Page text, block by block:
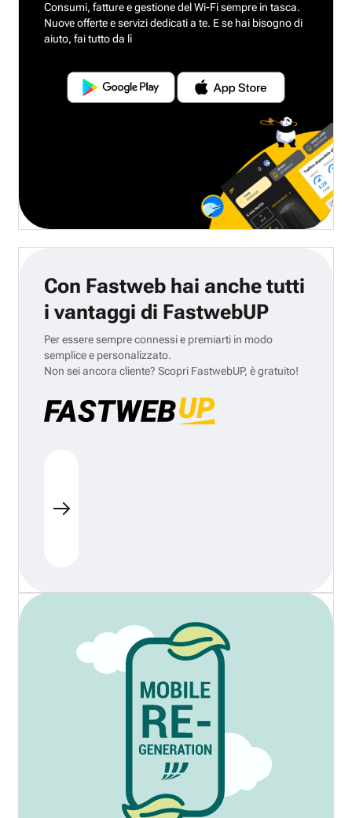
Consumi, fatture e gestione del Wi-Fi sempre in tasca.
Nuove offerte e servizi dedicati a te. E se hai bisogno di
aiuto, fai tutto da lì
Con Fastweb hai anche tutti
i vantaggi di FastwebUP
Per essere sempre connessi e premiarti in modo
semplice e personalizzato.
Non sei ancora cliente? Scopri FastwebUP, è gratuito!